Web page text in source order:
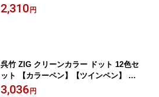
2,310 円
呉竹 ZIG クリーンカラー ドット 12色セ
ット 【カラーペン】【ツインペン】 翌
日配送対応
3,036 円